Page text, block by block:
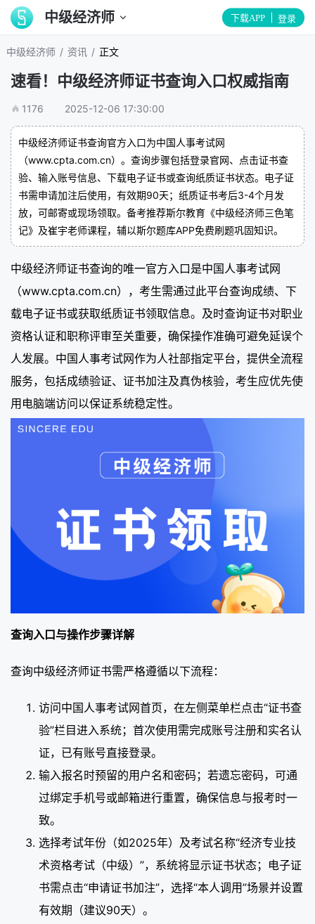
中级经济师 下载APP 登录
中级经济师 / 资讯 / 正文
速看！中级经济师证书查询入口权威指南
1176 2025-12-06 17:30:00
中级经济师证书查询官方入口为中国人事考试网
（www.cpta.com.cn）。查询步骤包括登录官网、点击证书查
验、输入账号信息、下载电子证书或查询纸质证书状态。电子证
书需申请加注后使用，有效期90天；纸质证书考后3-4个月发
放，可邮寄或现场领取。备考推荐斯尔教育《中级经济师三色笔
记》及崔宇老师课程，辅以斯尔题库APP免费刷题巩固知识。
中级经济师证书查询的唯一官方入口是中国人事考试网
（www.cpta.com.cn），考生需通过此平台查询成绩、下
载电子证书或获取纸质证书领取信息。及时查询证书对职业
资格认证和职称评审至关重要，确保操作准确可避免延误个
人发展。中国人事考试网作为人社部指定平台，提供全流程
服务，包括成绩验证、证书加注及真伪核验，考生应优先使
用电脑端访问以保证系统稳定性。
查询入口与操作步骤详解
查询中级经济师证书需严格遵循以下流程：
访问中国人事考试网首页，在左侧菜单栏点击“证书查
验”栏目进入系统；首次使用需完成账号注册和实名认
证，已有账号直接登录。
输入报名时预留的用户名和密码；若遗忘密码，可通
过绑定手机号或邮箱进行重置，确保信息与报考时一
致。
选择考试年份（如2025年）及考试名称“经济专业技
术资格考试（中级）”，系统将显示证书状态；电子证
书需点击“申请证书加注”，选择“本人调用”场景并设置
有效期（建议90天）。